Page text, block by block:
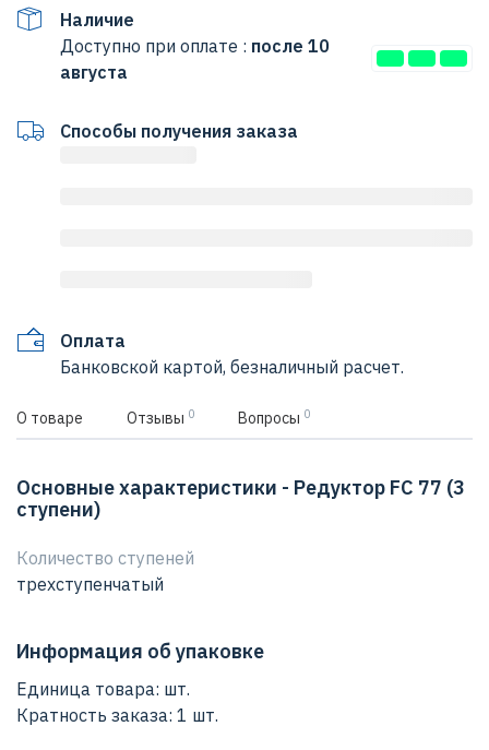
Наличие
Доступно при оплате : после 10
августа
Способы получения заказа
Оплата
Банковской картой, безналичный расчет.
О товаре Отзывы 0 Вопросы 0
Основные характеристики - Редуктор FC 77 (3
ступени)
Количество ступеней
трехступенчатый
Информация об упаковке
Единица товара: шт.
Кратность заказа: 1 шт.